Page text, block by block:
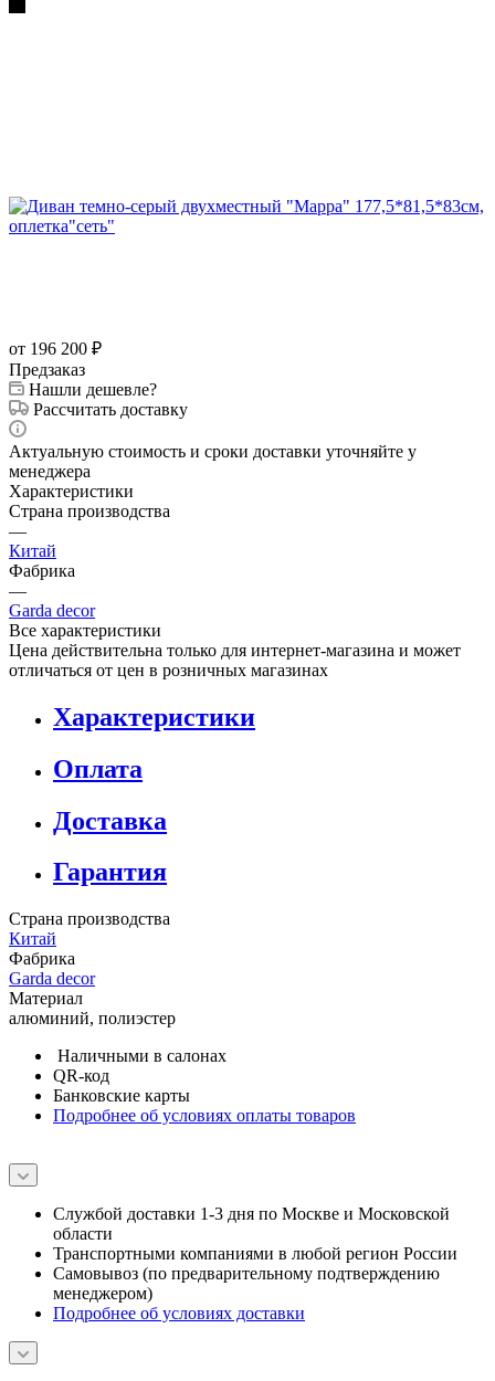
от 196 200 ₽
Предзаказ
Нашли дешевле?
Рассчитать доставку
Актуальную стоимость и сроки доставки уточняйте у
менеджера
Характеристики
Страна производства
—
Китай
Фабрика
—
Garda decor
Все характеристики
Цена действительна только для интернет-магазина и может
отличаться от цен в розничных магазинах
Характеристики
Оплата
Доставка
Гарантия
Страна производства
Китай
Фабрика
Garda decor
Материал
алюминий, полиэстер
Наличными в салонах
QR-код
Банковские карты
Подробнее об условиях оплаты товаров
Службой доставки 1-3 дня по Москве и Московской
области
Транспортными компаниями в любой регион России
Самовывоз (по предварительному подтверждению
менеджером)
Подробнее об условиях доставки